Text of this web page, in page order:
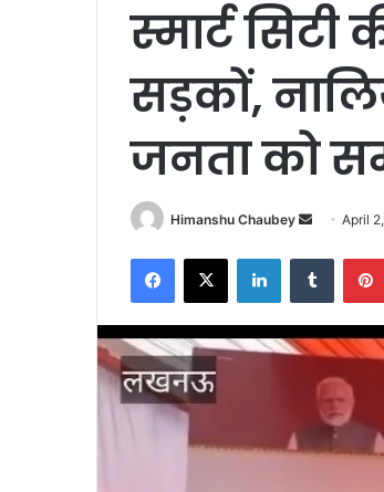
स्मार्ट
सड़कों,
जनता को
Himanshu Chaubey April